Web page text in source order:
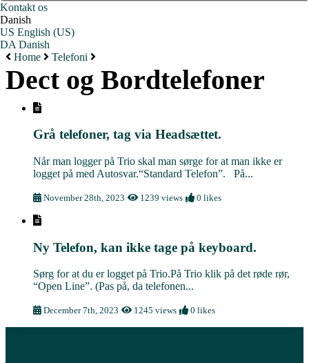
Kontakt os
Danish
US English (US)
DA Danish
Home
Telefoni
Dect og Bordtelefoner
Grå telefoner, tag via Headsættet.
Når man logger på Trio skal man sørge for at man ikke er
logget på med Autosvar.“Standard Telefon”. På...
November 28th, 2023 1239 views 0 likes
Ny Telefon, kan ikke tage på keyboard.
Sørg for at du er logget på Trio.På Trio klik på det røde rør,
“Open Line”. (Pas på, da telefonen...
December 7th, 2023 1245 views 0 likes